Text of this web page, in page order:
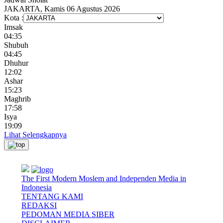
JAKARTA, Kamis 06 Agustus 2026
Kota :
Imsak
04:35
Shubuh
04:45
Dhuhur
12:02
Ashar
15:23
Maghrib
17:58
Isya
19:09
Lihat Selengkapnya
The First Modern Moslem and Independen Media in
Indonesia
TENTANG KAMI
REDAKSI
PEDOMAN MEDIA SIBER